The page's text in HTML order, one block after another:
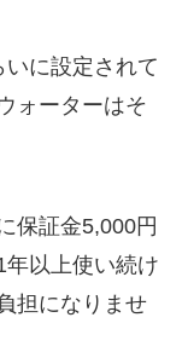
に設定されて
ォーターはそ
保証金5,000円
以上使い続け
担になりませ